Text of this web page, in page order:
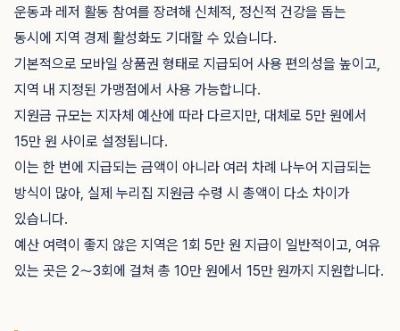
운동과 레저 활동 참여를 장려해 신체적, 정신적 건강을 돕는
동시에 지역 경제 활성화도 기대할 수 있습니다.
기본적으로 모바일 상품권 형태로 지급되어 사용 편의성을 높이고,
지역 내 지정된 가맹점에서 사용 가능합니다.
지원금 규모는 지자체 예산에 따라 다르지만, 대체로 5만 원에서
15만 원 사이로 설정됩니다.
이는 한 번에 지급되는 금액이 아니라 여러 차례 나누어 지급되는
방식이 많아, 실제 누리집 지원금 수령 시 총액이 다소 차이가
있습니다.
예산 여력이 좋지 않은 지역은 1회 5만 원 지급이 일반적이고, 여유
있는 곳은 2〜3회에 걸쳐 총 10만 원에서 15만 원까지 지원합니다.